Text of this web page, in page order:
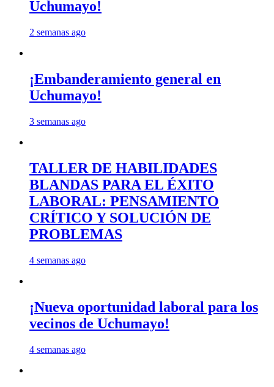
Uchumayo!
2 semanas ago
¡Embanderamiento general en
Uchumayo!
3 semanas ago
TALLER DE HABILIDADES
BLANDAS PARA EL ÉXITO
LABORAL: PENSAMIENTO
CRÍTICO Y SOLUCIÓN DE
PROBLEMAS
4 semanas ago
¡Nueva oportunidad laboral para los
vecinos de Uchumayo!
4 semanas ago